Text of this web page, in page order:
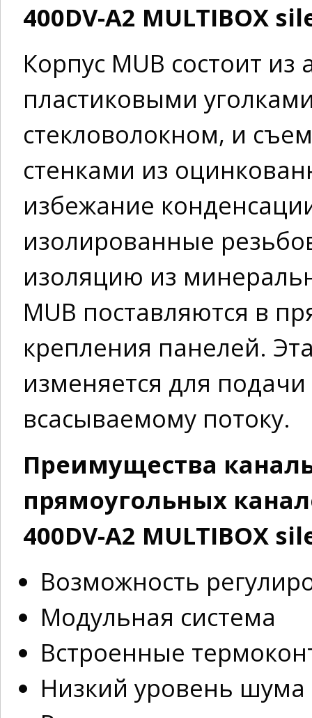
400DV-A2 MULTIBOX
Корпус MUB состоит
пластиковыми
стекловолокном, и
стенками из
избежание
изолированные
изоляцию из
MUB поставляются в
крепления панелей.
изменяется для
всасываемому потоку.
Преимущества
прямоугольных
400DV-A2 MULTIBOX
Возможность
Модульная система
Встроенные
Низкий уровень шума